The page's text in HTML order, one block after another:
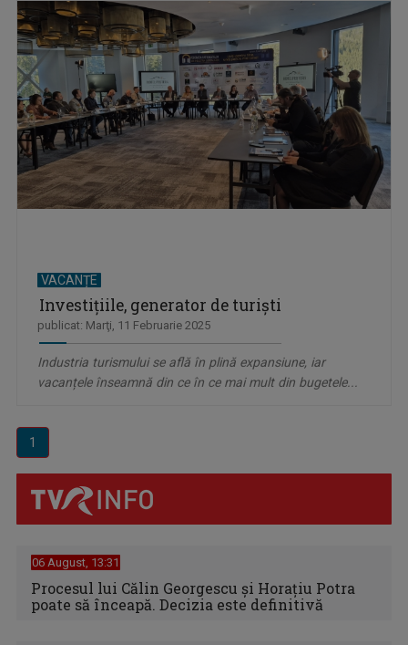
VACANȚE
Investițiile, generator de turiști
publicat: Marţi, 11 Februarie 2025
Industria turismului se află în plină expansiune, iar
vacanțele înseamnă din ce în ce mai mult din bugetele...
1
06 August, 13:31
Procesul lui Călin Georgescu și Horațiu Potra
poate să înceapă. Decizia este definitivă